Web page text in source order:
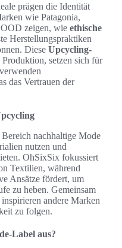
prägen die Identität
wie Patagonia,
zeigen, wie ethische
Herstellungspraktiken
Diese Upcycling-
setzen sich für
das Vertrauen der
nachhaltige Mode
nutzen und
OhSixSix fokussiert
Textilien, während
Ansätze fördert, um
zu heben. Gemeinsam
andere Marken
zu folgen.
Label aus?